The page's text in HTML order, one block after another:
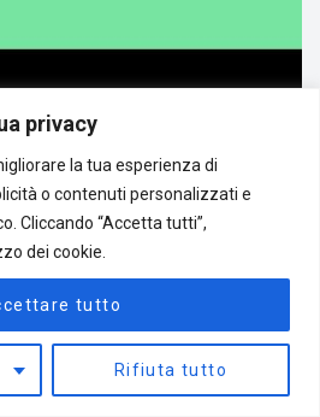
privacy
la tua esperienza di
o contenuti personalizzati e
Cliccando “Accetta tutti”,
dei cookie.
Rifiuta tutto
tutto
9
MARZO